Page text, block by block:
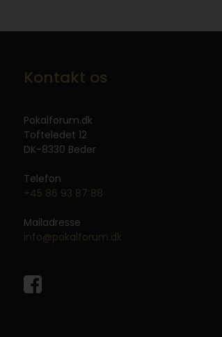
Kontakt os
Pokalforum.dk
Tofteledet 12
DK-8330 Beder
Telefon
+45 86 93 87 88
Mailadresse
info@pokalforum.dk